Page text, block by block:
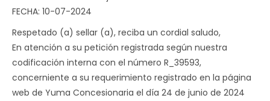
FECHA: 10-07-2024
Respetado (a) sellar (a), reciba un cordial saludo,
En atención a su petición registrada según nuestra
codificación interna con el número R_39593,
concerniente a su requerimiento registrado en la página
web de Yuma Concesionaria el día 24 de junio de 2024